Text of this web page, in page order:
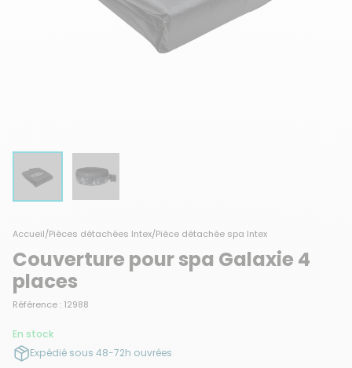
Accueil/Pièces détachées Intex/Pièce détachée spa Intex
Couverture pour spa Galaxie 4
places
Référence : 12988
En stock
Expédié sous 48-72h ouvrées